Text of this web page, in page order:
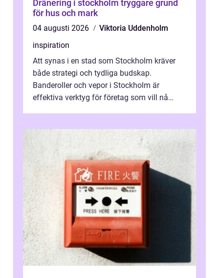
Dränering i stockholm tryggare grund
för hus och mark
04 augusti 2026
Viktoria Uddenholm
inspiration
Att synas i en stad som Stockholm kräver
både strategi och tydliga budskap.
Banderoller och vepor i Stockholm är
effektiva verktyg för företag som vill nå